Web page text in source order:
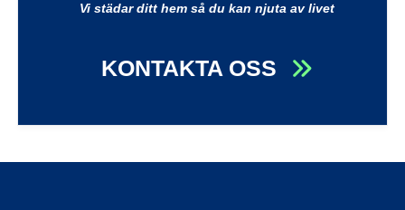
Vi städar ditt hem så du kan njuta av livet
KONTAKTA OSS